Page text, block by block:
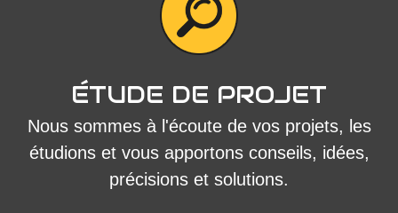
ÉTUDE DE PROJET
Nous sommes à l'écoute de vos projets, les
étudions et vous apportons conseils, idées,
précisions et solutions.